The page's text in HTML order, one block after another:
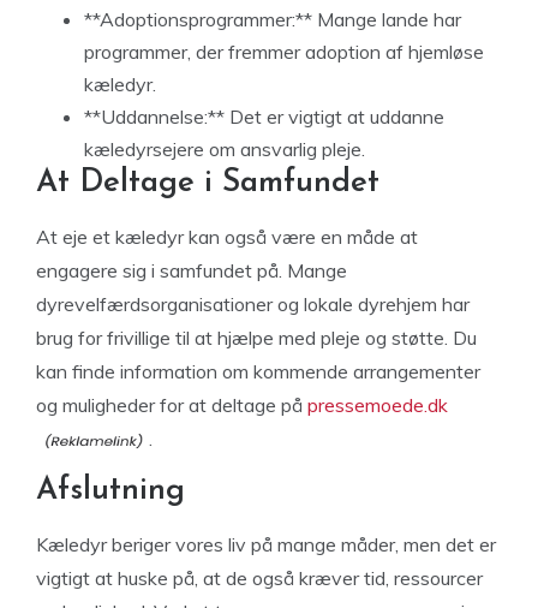
**Adoptionsprogrammer:** Mange lande har
programmer, der fremmer adoption af hjemløse
kæledyr.
**Uddannelse:** Det er vigtigt at uddanne
kæledyrsejere om ansvarlig pleje.
At Deltage i Samfundet
At eje et kæledyr kan også være en måde at
engagere sig i samfundet på. Mange
dyrevelfærdsorganisationer og lokale dyrehjem har
brug for frivillige til at hjælpe med pleje og støtte. Du
kan finde information om kommende arrangementer
og muligheder for at deltage på pressemoede.dk
.
Afslutning
Kæledyr beriger vores liv på mange måder, men det er
vigtigt at huske på, at de også kræver tid, ressourcer